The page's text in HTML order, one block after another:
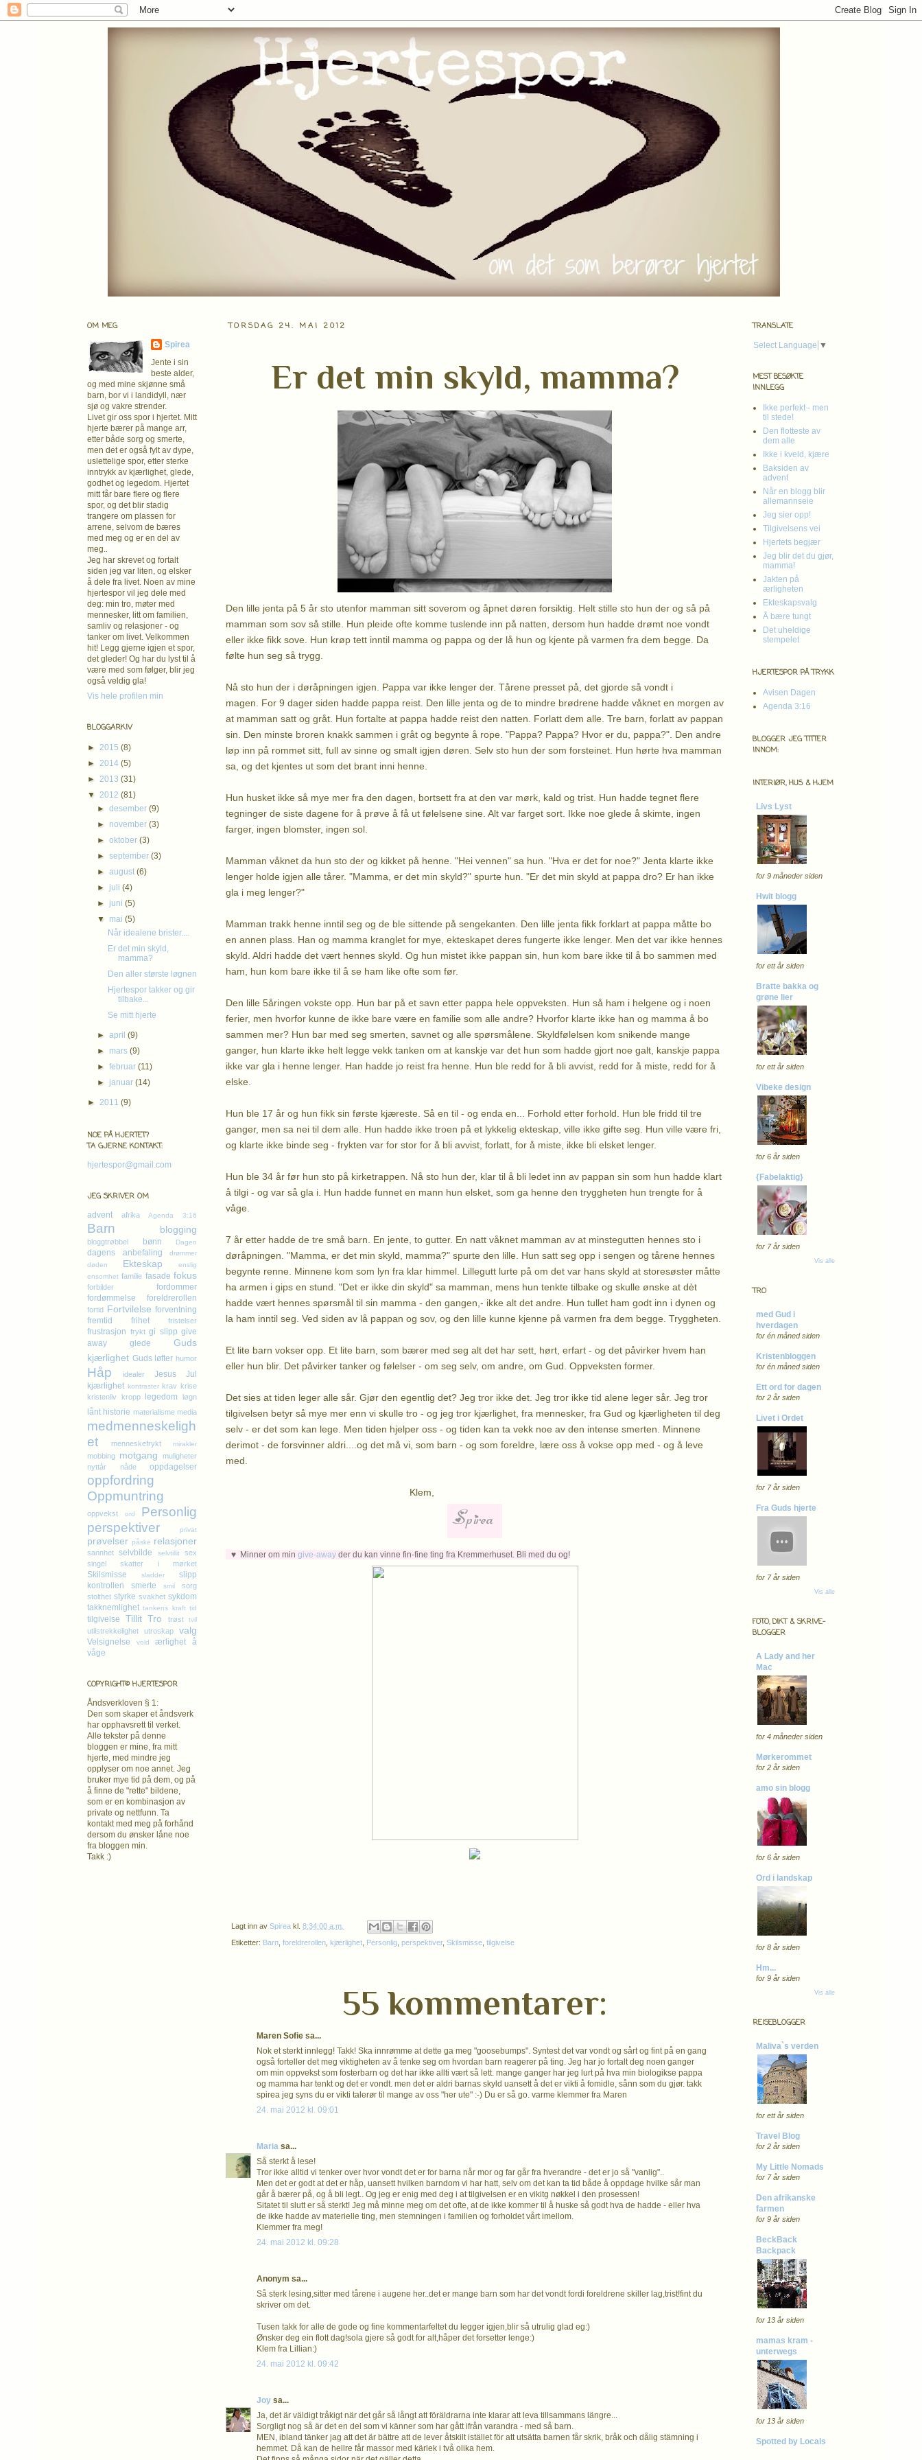
TORSDAG 24. MAI 2012
Er det min skyld, mamma?
Den lille jenta på 5 år sto utenfor mamman sitt soverom og åpnet døren forsiktig. Helt stille sto hun der og så på
mamman som sov så stille. Hun pleide ofte komme tuslende inn på natten, dersom hun hadde drømt noe vondt
eller ikke fikk sove. Hun krøp tett inntil mamma og pappa og der lå hun og kjente på varmen fra dem begge. Da
følte hun seg så trygg.
Nå sto hun der i døråpningen igjen. Pappa var ikke lenger der. Tårene presset på, det gjorde så vondt i
magen. For 9 dager siden hadde pappa reist. Den lille jenta og de to mindre brødrene hadde våknet en morgen av
at mamman satt og gråt. Hun fortalte at pappa hadde reist den natten. Forlatt dem alle. Tre barn, forlatt av pappan
sin. Den minste broren knakk sammen i gråt og begynte å rope. "Pappa? Pappa? Hvor er du, pappa?". Den andre
løp inn på rommet sitt, full av sinne og smalt igjen døren. Selv sto hun der som forsteinet. Hun hørte hva mamman
sa, og det kjentes ut som det brant inni henne.
Hun husket ikke så mye mer fra den dagen, bortsett fra at den var mørk, kald og trist. Hun hadde tegnet flere
tegninger de siste dagene for å prøve å få ut følelsene sine. Alt var farget sort. Ikke noe glede å skimte, ingen
farger, ingen blomster, ingen sol.
Mamman våknet da hun sto der og kikket på henne. "Hei vennen" sa hun. "Hva er det for noe?" Jenta klarte ikke
lenger holde igjen alle tårer. "Mamma, er det min skyld?" spurte hun. "Er det min skyld at pappa dro? Er han ikke
gla i meg lenger?"
Mamman trakk henne inntil seg og de ble sittende på sengekanten. Den lille jenta fikk forklart at pappa måtte bo
en annen plass. Han og mamma kranglet for mye, ekteskapet deres fungerte ikke lenger. Men det var ikke hennes
skyld. Aldri hadde det vært hennes skyld. Og hun mistet ikke pappan sin, hun kom bare ikke til å bo sammen med
ham, hun kom bare ikke til å se ham like ofte som før.
Den lille 5åringen vokste opp. Hun bar på et savn etter pappa hele oppveksten. Hun så ham i helgene og i noen
ferier, men hvorfor kunne de ikke bare være en familie som alle andre? Hvorfor klarte ikke han og mamma å bo
sammen mer? Hun bar med seg smerten, savnet og alle spørsmålene. Skyldfølelsen kom snikende mange
ganger, hun klarte ikke helt legge vekk tanken om at kanskje var det hun som hadde gjort noe galt, kanskje pappa
ikke var gla i henne lenger. Han hadde jo reist fra henne. Hun ble redd for å bli avvist, redd for å miste, redd for å
elske.
Hun ble 17 år og hun fikk sin første kjæreste. Så en til - og enda en... Forhold etter forhold. Hun ble fridd til tre
ganger, men sa nei til dem alle. Hun hadde ikke troen på et lykkelig ekteskap, ville ikke gifte seg. Hun ville være fri,
og klarte ikke binde seg - frykten var for stor for å bli avvist, forlatt, for å miste, ikke bli elsket lenger.
Hun ble 34 år før hun sto på kirketrappen. Nå sto hun der, klar til å bli ledet inn av pappan sin som hun hadde klart
å tilgi - og var så gla i. Hun hadde funnet en mann hun elsket, som ga henne den tryggheten hun trengte for å
våge.
7 år etter hadde de tre små barn. En jente, to gutter. En natt våknet mamman av at minstegutten hennes sto i
døråpningen. "Mamma, er det min skyld, mamma?" spurte den lille. Hun satt seg opp i sengen og tårene hennes
begynte renne. Minnene kom som lyn fra klar himmel. Lillegutt lurte på om det var hans skyld at storesøster måtte
ha armen i gips en stund. "Det er ikke din skyld" sa mamman, mens hun tenkte tilbake og skulle ønske at dèt
hadde vært hennes spørsmål til sin mamma - den gangen,- ikke alt det andre. Hun tullet ham godt inn i dynen og
la ham inntil seg. Ved siden av lå pappan og sov, og den lille kunne kjenne på varmen fra dem begge. Tryggheten.
Et lite barn vokser opp. Et lite barn, som bærer med seg alt det har sett, hørt, erfart - og det påvirker hvem han
eller hun blir. Det påvirker tanker og følelser - om seg selv, om andre, om Gud. Oppveksten former.
Det sies at tiden leger alle sår. Gjør den egentlig det? Jeg tror ikke det. Jeg tror ikke tid alene leger sår. Jeg tror
tilgivelsen betyr så mye mer enn vi skulle tro - og jeg tror kjærlighet, fra mennesker, fra Gud og kjærligheten til deg
selv - er det som kan lege. Men tiden hjelper oss - og tiden kan ta vekk noe av den intense smerten. Minnene
derimot - de forsvinner aldri....og det må vi, som barn - og som foreldre, lære oss å vokse opp med - og å leve
med.
Klem,
♥ Minner om min give-away der du kan vinne fin-fine ting fra Kremmerhuset. Bli med du og!
Lagt inn av Spirea kl. 8:34:00 a.m.
Etiketter: Barn foreldrerollen kjærlighet Personlig perspektiver, Skilsmisse tilgivelse
55 kommentarer:
Maren Sofie sa...
Nok et sterkt innlegg! Takk! Ska innrømme at dette ga meg "goosebumps". Syntest det var vondt og sårt og fint på en gang
også forteller det meg viktigheten av å tenke seg om hvordan barn reagerer på ting. Jeg har jo fortalt deg noen ganger
om min oppvekst som fosterbarn og det har ikke allti vært så lett. mange ganger har jeg lurt på hva min biologikse pappa
og mamma har tenkt og det er vondt. men det er aldri barnas skyld uansett å det er vikti å fomidle, sånn som du gjør. takk
spirea jeg syns du er vikti talerør til mange av oss "her ute" :-) Du er så go. varme klemmer fra Maren
24. mai 2012 kl. 09:01
Maria sa...
Så sterkt å lese!
Tror ikke alltid vi tenker over hvor vondt det er for barna når mor og far går fra hverandre - det er jo så "vanlig"..
Men det er godt at det er håp, uansett hvilken barndom vi har hatt, selv om det kan ta tid både å oppdage hvilke sår man
går å bærer på, og å bli legt.. Og jeg er enig med deg i at tilgivelsen er en vikitg nøkkel i den prosessen!
Sitatet til slutt er så sterkt! Jeg må minne meg om det ofte, at de ikke kommer til å huske så godt hva de hadde - eller hva
de ikke hadde av materielle ting, men stemningen i familien og forholdet vårt imellom.
Klemmer fra meg!
24. mai 2012 kl. 09:28
Anonym sa...
Så sterk lesing,sitter med tårene i augene her..det er mange barn som har det vondt fordi foreldrene skiller lag,trist!fint du
skriver om det.
Tusen takk for alle de gode og fine kommentarfeltet du legger igjen,blir så utrulig glad eg:)
Ønsker deg ein flott dag!sola gjere så godt for alt,håper det forsetter lenge:)
Klem fra Lillian:)
24. mai 2012 kl. 09:42
Joy sa...
Ja, det är väldigt tråkigt när det går så långt att föräldrarna inte klarar att leva tillsammans längre...
Sorgligt nog så är det en del som vi känner som har gått ifrån varandra - med så barn.
MEN, ibland tänker jag att det är bättre att de lever åtskilt istället för att utsätta barnen får skrik, bråk och dålig stämning i
hemmet. Då kan de hellre får massor med kärlek i två olika hem.
OM MEG
Spirea
Jente i sin
beste alder,
og med mine skjønne små
barn, bor vi i landidyll, nær
sjø og vakre strender.
Livet gir oss spor i hjertet. Mitt
hjerte bærer på mange arr,
etter både sorg og smerte,
men det er også fylt av dype,
uslettelige spor, etter sterke
inntrykk av kjærlighet, glede,
godhet og legedom. Hjertet
mitt får bare flere og flere
spor, og det blir stadig
trangere om plassen for
arrene, selvom de bæres
med meg og er en del av
meg..
Jeg har skrevet og fortalt
siden jeg var liten, og elsker
å dele fra livet. Noen av mine
hjertespor vil jeg dele med
deg: min tro, møter med
mennesker, litt om familien,
samliv og relasjoner - og
tanker om livet. Velkommen
hit! Legg gjerne igjen et spor,
det gleder! Og har du lyst til å
være med som følger, blir jeg
også veldig gla!
Vis hele profilen min
BLOGGARKIV
► 2015 (8)
► 2014 (5)
► 2013 (31)
▼ 2012 (81)
►desember(9)
► november(3)
►oktober(3)
►september(3)
►august(6)
► juli(4)
► juni(5)
▼ mai(5)
Når idealene brister....
Er det min skyld,
mamma?
Den aller største løgnen
Hjertespor takker og gir
tilbake...
Se mitt hjerte
►april(9)
► mars(9)
►februar(11)
► januar(14)
► 2011 (9)
NOE PÅ HJERTET?
TA GJERNE KONTAKT:
hjertespor@gmail.com
JEG SKRIVER OM
advent afrika Agenda 3:16
Barn blogging
bloggtrøbbel bønn Dagen
dagens anbefaling
drømmer
døden
Ekteskap
enslig
ensomhet familie fasade fokus
forbilder
fordommer
fordømmelse
foreldrerollen
fortid Fortvilelse forventning
fremtid
frihet fristelser
frustrasjon frykt gi slipp give
away
glede
Guds
kjærlighet Guds løfter humor
Håp idealer Jesus
Jul
kjærlighet kontraster krav krise
kristenliv kropp legedom løgn
lånt historie materialisme media
medmenneskeligh
et
menneskefrykt mirakler
mobbing motgang
muligheter
nyttår
nåde oppdagelser
oppfordring
Oppmuntring
oppvekst ord
Personlig
perspektiver
privat
prøvelser påske relasjoner
sannhet selvbilde selvtillit
sex
singel
skatter i mørket
Skilsmisse sladder
slipp
kontrollen
smerte smil
sorg
stolthet styrke svakhet sykdom
takknemlighet tankens kraft tid
tilgivelse Tillit Tro trøst tvil
utilstrekkelighet utroskap valg
Velsignelse vold ærlighet
å
våge
COPYRIGHT© HJERTESPOR
Åndsverkloven § 1:
Den som skaper et åndsverk
har opphavsretttil verket.
Alle tekster på denne
bloggen er mine, fra mitt
hjerte, med mindre jeg
opplyser om noe annet. Jeg
bruker mye tid på dem, og på
å finne de "rette" bildene,
som er en kombinasjon av
private og nettfunn. Ta
kontakt med meg på forhånd
dersom du ønsker låne noe
fra bloggen min.
Takk :)
TRANSLATE
Select Language ▼
MEST BESØKTE
INNLEGG
Ikke perfekt - men
til stede!
Den flotteste av
dem alle
Ikke i kveld, kjære
Baksiden av
advent
Når en blogg blir
allemannseie
Jeg sier opp!
Tilgivelsens vei
Hjertets begjær
Jeg blir det du gjør,
mamma!
Jakten på
ærligheten
Ekteskapsvalg
Å bære tungt
Det uheldige
stempelet
HJERTESPOR PÅ TRYKK
Avisen Dagen
Agenda 3:16
BLOGGER JEG TITTER
INNOM:
INTERIØR, HUS & HJEM
Livs Lyst
for 9 måneder siden
Hwit blogg
for ett år siden
Bratte bakka og
grøne lier
for ett år siden
Vibeke design
for 6 år siden
{Fabelaktig}
for 7 år siden
Vis alle
TRO
med Gud i
hverdagen
for én måned siden
Kristenbloggen
for én måned siden
Ett ord for dagen
for 2 år siden
Livet i Ordet
for 7 år siden
Fra Guds hjerte
for 7 år siden
Vis alle
FOTO, DIKT & SKRIVE-
BLOGGER
A Lady and her
Mac
for 4 måneder siden
Mørkerommet
for 2 år siden
amo sin blogg
for 6 år siden
Ord i landskap
for 8 år siden
Hm...
for 9 år siden
Vis alle
REISEBLOGGER
Maliva`s verden
for ett år siden
Travel Blog
for 2 år siden
My Little Nomads
for 7 år siden
Den afrikanske
farmen
for 9 år siden
BeckBack
Backpack
for 13 år siden
mamas kram -
unterwegs
for 13 år siden
Spotted by Locals